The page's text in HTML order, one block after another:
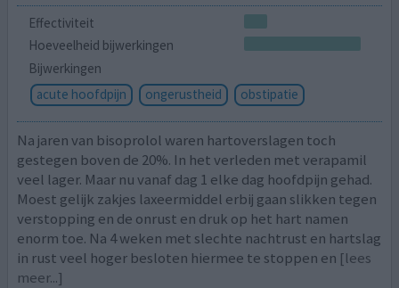
Effectiviteit
Hoeveelheid bijwerkingen
Bijwerkingen
acute hoofdpijn
ongerustheid obstipatie
Na jaren van bisoprolol waren hartoverslagen toch
gestegen boven de 20%. In het verleden met verapamil
veel lager. Maar nu vanaf dag 1 elke dag hoofdpijn gehad.
Moest gelijk zakjes laxeermiddel erbij gaan slikken tegen
verstopping en de onrust en druk op het hart namen
enorm toe. Na 4 weken met slechte nachtrust en hartslag
in rust veel hoger besloten hiermee te stoppen en [lees
meer...]